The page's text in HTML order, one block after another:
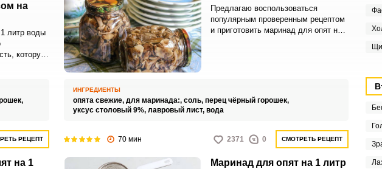
на
литр воды
которую
уксуса,
лист и
РЕЦЕПТ
Предлагаю воспользоваться
популярным проверенным рецептом
и приготовить маринад для опят на 1
ИНГРЕДИЕНТЫ
опята свежие, для маринада:, соль, перец чёрный горошек,
уксус столовый 9%, лавровый лист, вода
70 мин 2371 0 СМОТРЕТЬ РЕЦЕПТ
на 1
Маринад для опят на 1 литр
Щи